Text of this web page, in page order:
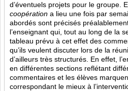
d’éventuels projets pour le groupe.
coopération a lieu une fois par
abordés sont précisés
l’enseignant qui, tout au long de la
tableau prévu à cet effet des
qu’ils veulent discuter lors de la
d’ailleurs très structurés. En effet,
en différentes sections reflétant
commentaires et les élèves
correspondant le mieux à